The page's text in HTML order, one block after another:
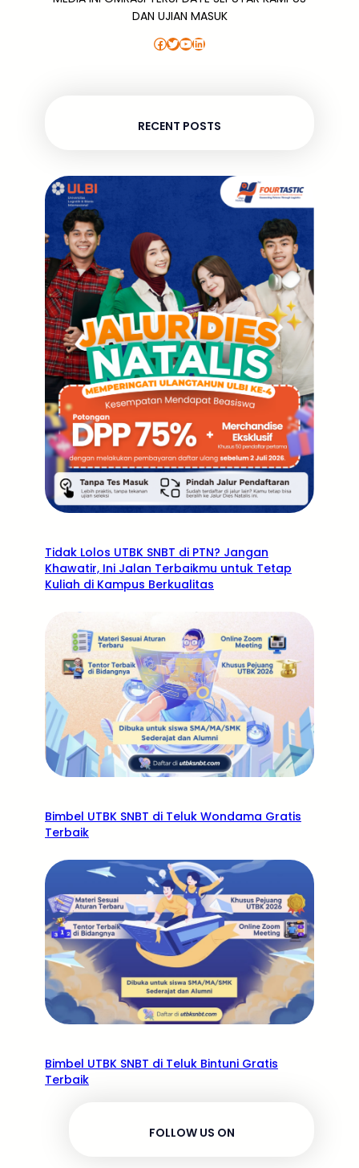
DAN UJIAN MASUK
Facebook Twitter YouTube LinkedIn
RECENT POSTS
Tidak Lolos UTBK SNBT di PTN? Jangan
Khawatir, Ini Jalan Terbaikmu untuk Tetap
Kuliah di Kampus Berkualitas
Bimbel UTBK SNBT di Teluk Wondama Gratis
Terbaik
Bimbel UTBK SNBT di Teluk Bintuni Gratis
Terbaik
FOLLOW US ON